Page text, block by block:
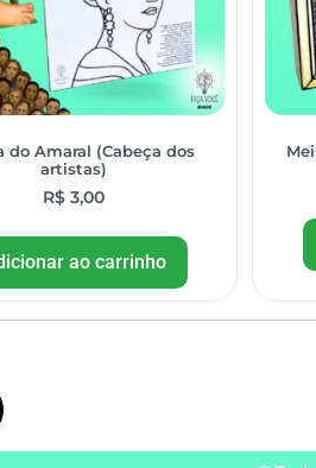
do Amaral (Cabeça dos
artistas)
R$ 3,00
ao carrinho